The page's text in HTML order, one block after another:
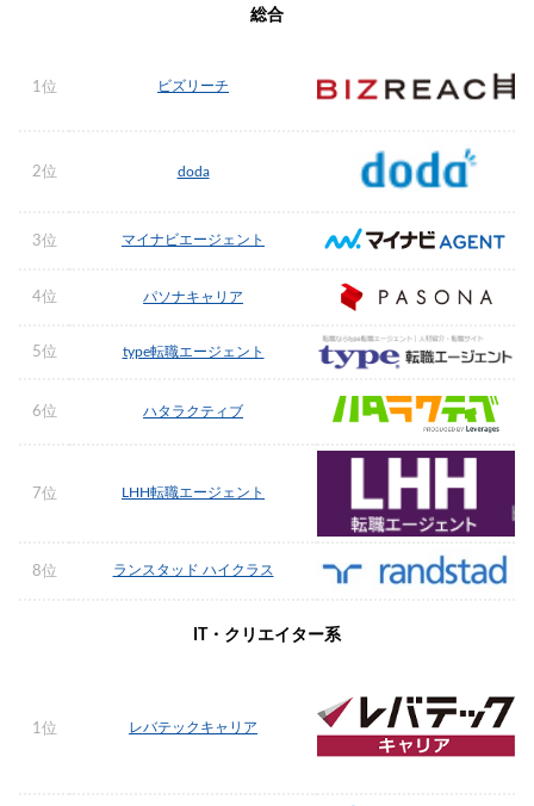
総合
1位 ビズリーチ
2位 doda
3位 マイナビエージェント
4位 パソナキャリア
5位 type転職エージェント
6位 ハタラクティブ
7位 LHH転職エージェント
8位 ランスタッド ハイクラス
IT・クリエイター系
1位 レバテックキャリア